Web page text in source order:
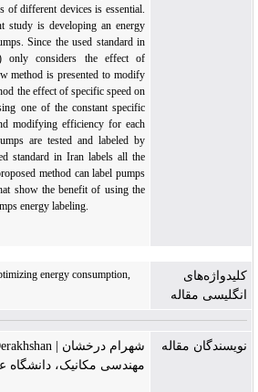
of different devices is essential.
study is developing an energy
Since the used standard in
only considers the effect of
method is presented to modify
the effect of specific speed on
one of the constant specific
modifying efficiency for each
are tested and labeled by
standard in Iran labels all the
method can label pumps
show the benefit of using the
energy labeling.
کلیدواژه‌های
انگلیسی مقاله
energy consumption,
نویسندگان مقاله
شهرام درخشان | Shahram Derakhshan
مهندسی مکانیک، دانشگاه